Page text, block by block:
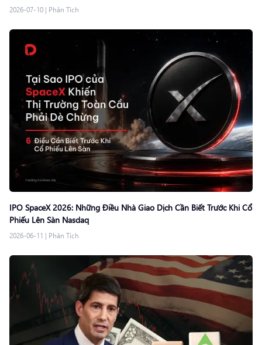
2026-07-10 | Phân Tích
IPO SpaceX 2026: Những Điều Nhà Giao Dịch Cần Biết Trước Khi Cổ
Phiếu Lên Sàn Nasdaq
2026-06-11 | Phân Tích